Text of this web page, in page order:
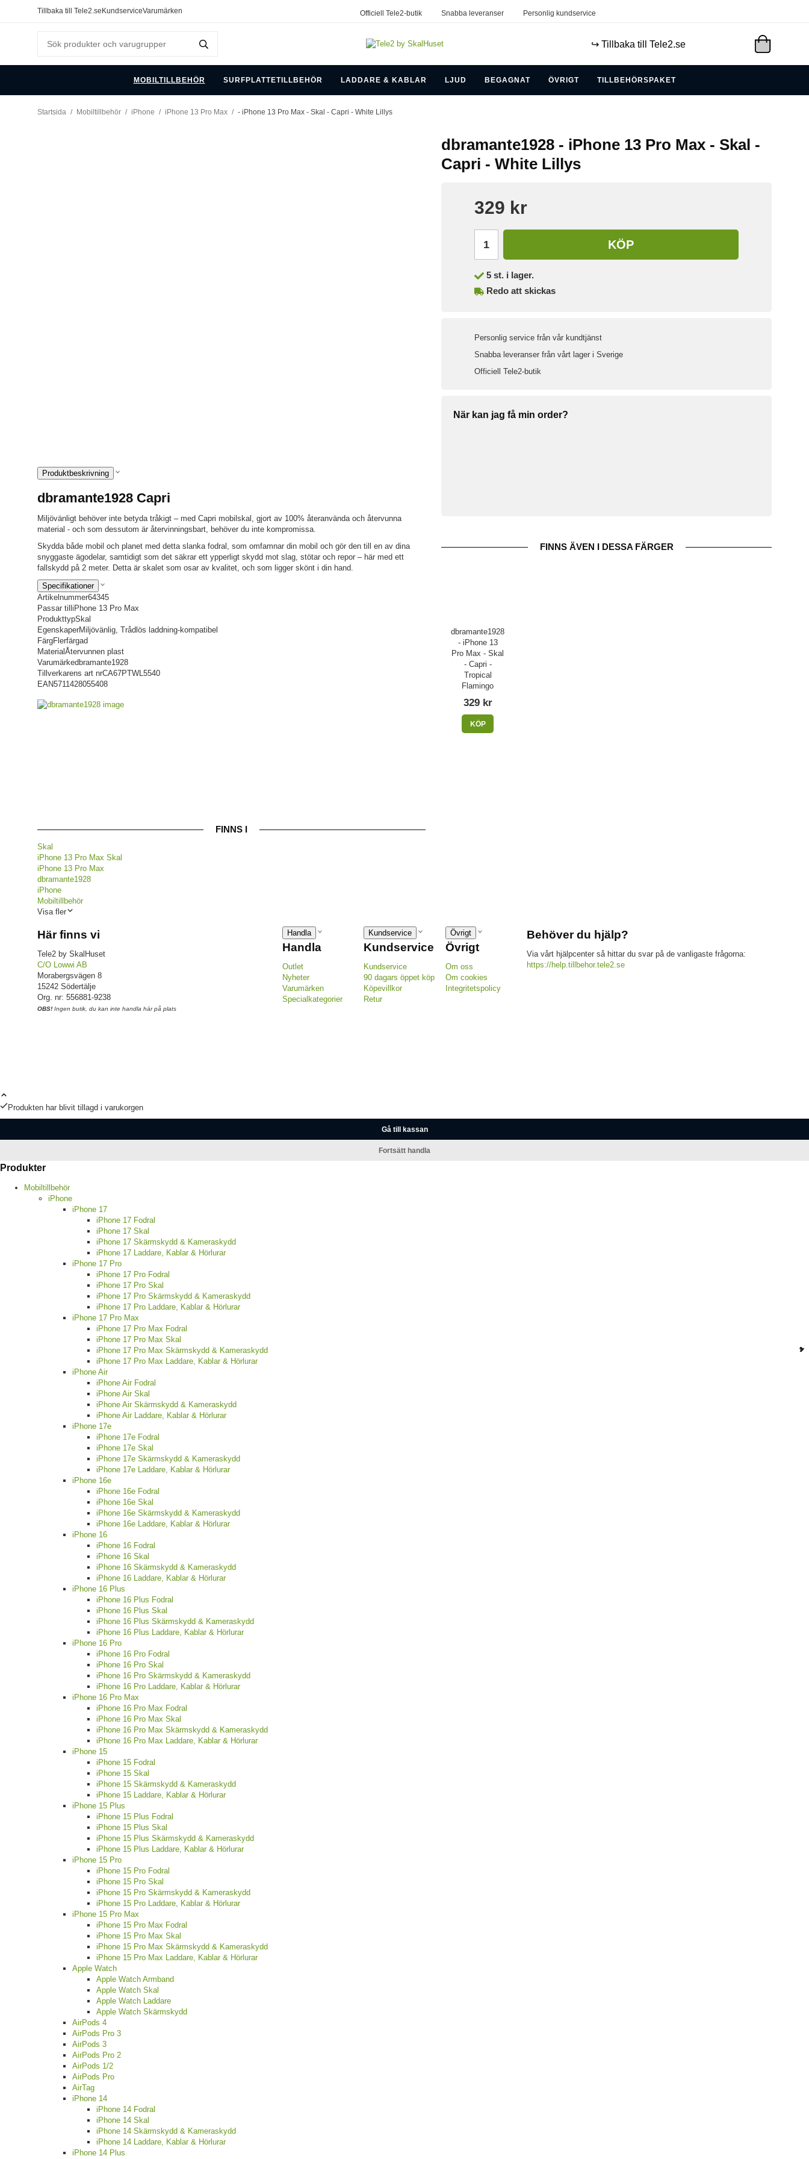
Tillbaka till Tele2.se KundserviceVarumärken Officiell Tele2-butik Snabba leveranser Personlig kundservice
↪️ Tillbaka till Tele2.se
MOBILTILLBEHÖR SURFPLATTETILLBEHÖR LADDARE & KABLAR LJUD BEGAGNAT ÖVRIGT TILLBEHÖRSPAKET
Startsida / Mobiltillbehör / iPhone / iPhone 13 Pro Max / - iPhone 13 Pro Max - Skal - Capri - White Lillys
dbramante1928 - iPhone 13 Pro Max - Skal -
Capri - White Lillys
329 kr
KÖP
5st. i lager.
Redo att skickas
Personlig service från vår kundtjänst
Snabba leveranser från vårt lager i Sverige
Officiell Tele2-butik
När kan jag få min order?
FINNS ÄVEN I DESSA FÄRGER
dbramante1928
- iPhone 13
Pro Max - Skal
- Capri -
Tropical
Flamingo
329 kr
KÖP
Produktbeskrivning
dbramante1928 Capri
Miljövänligt behöver inte betyda tråkigt – med Capri mobilskal, gjort av 100% återanvända och återvunna
material - och som dessutom är återvinningsbart, behöver du inte kompromissa.
Skydda både mobil och planet med detta slanka fodral, som omfamnar din mobil och gör den till en av dina
snyggaste ägodelar, samtidigt som det säkrar ett ypperligt skydd mot slag, stötar och repor – här med ett
fallskydd på 2 meter. Detta är skalet som osar av kvalitet, och som ligger skönt i din hand.
Specifikationer
Artikelnummer64345
Passar till iPhone 13 Pro Max
ProdukttypSkal
EgenskaperMiljövänlig, Trådlös laddning-kompatibel
FärgFlerfärgad
MaterialÅtervunnen plast
Varumärkedbramante1928
Tillverkarens art nrCA67PTWL5540
EAN5711428055408
FINNS I
Skal
iPhone 13 Pro Max Skal
iPhone 13 Pro Max
dbramante1928
iPhone
Mobiltillbehör
Visa fler
Här finns vi
Tele2 by SkalHuset
C/O Lowwi AB
Morabergsvägen 8
15242 Södertälje
Org. nr: 556881-9238
OBS! Ingen butik, du kan inte handla här på plats
Handla
Handla
Outlet
Nyheter
Varumärken
Specialkategorier
Kundservice
Kundservice
Kundservice
90 dagars öppet köp
Köpevillkor
Retur
Övrigt
Övrigt
Om oss
Om cookies
Integritetspolicy
Behöver du hjälp?
Via vårt hjälpcenter så hittar du svar på de vanligaste frågorna:
https://help.tillbehor.tele2.se
Produkten har blivit tillagd i varukorgen
Gå till kassan
Fortsätt handla
Produkter
Mobiltillbehör
iPhone
iPhone 17
iPhone 17 Fodral
iPhone 17 Skal
iPhone 17 Skärmskydd & Kameraskydd
iPhone 17 Laddare, Kablar & Hörlurar
iPhone 17 Pro
iPhone 17 Pro Fodral
iPhone 17 Pro Skal
iPhone 17 Pro Skärmskydd & Kameraskydd
iPhone 17 Pro Laddare, Kablar & Hörlurar
iPhone 17 Pro Max
iPhone 17 Pro Max Fodral
iPhone 17 Pro Max Skal
iPhone 17 Pro Max Skärmskydd & Kameraskydd
iPhone 17 Pro Max Laddare, Kablar & Hörlurar
iPhone Air
iPhone Air Fodral
iPhone Air Skal
iPhone Air Skärmskydd & Kameraskydd
iPhone Air Laddare, Kablar & Hörlurar
iPhone 17e
iPhone 17e Fodral
iPhone 17e Skal
iPhone 17e Skärmskydd & Kameraskydd
iPhone 17e Laddare, Kablar & Hörlurar
iPhone 16e
iPhone 16e Fodral
iPhone 16e Skal
iPhone 16e Skärmskydd & Kameraskydd
iPhone 16e Laddare, Kablar & Hörlurar
iPhone 16
iPhone 16 Fodral
iPhone 16 Skal
iPhone 16 Skärmskydd & Kameraskydd
iPhone 16 Laddare, Kablar & Hörlurar
iPhone 16 Plus
iPhone 16 Plus Fodral
iPhone 16 Plus Skal
iPhone 16 Plus Skärmskydd & Kameraskydd
iPhone 16 Plus Laddare, Kablar & Hörlurar
iPhone 16 Pro
iPhone 16 Pro Fodral
iPhone 16 Pro Skal
iPhone 16 Pro Skärmskydd & Kameraskydd
iPhone 16 Pro Laddare, Kablar & Hörlurar
iPhone 16 Pro Max
iPhone 16 Pro Max Fodral
iPhone 16 Pro Max Skal
iPhone 16 Pro Max Skärmskydd & Kameraskydd
iPhone 16 Pro Max Laddare, Kablar & Hörlurar
iPhone 15
iPhone 15 Fodral
iPhone 15 Skal
iPhone 15 Skärmskydd & Kameraskydd
iPhone 15 Laddare, Kablar & Hörlurar
iPhone 15 Plus
iPhone 15 Plus Fodral
iPhone 15 Plus Skal
iPhone 15 Plus Skärmskydd & Kameraskydd
iPhone 15 Plus Laddare, Kablar & Hörlurar
iPhone 15 Pro
iPhone 15 Pro Fodral
iPhone 15 Pro Skal
iPhone 15 Pro Skärmskydd & Kameraskydd
iPhone 15 Pro Laddare, Kablar & Hörlurar
iPhone 15 Pro Max
iPhone 15 Pro Max Fodral
iPhone 15 Pro Max Skal
iPhone 15 Pro Max Skärmskydd & Kameraskydd
iPhone 15 Pro Max Laddare, Kablar & Hörlurar
Apple Watch
Apple Watch Armband
Apple Watch Skal
Apple Watch Laddare
Apple Watch Skärmskydd
AirPods 4
AirPods Pro 3
AirPods 3
AirPods Pro 2
AirPods 1/2
AirPods Pro
AirTag
iPhone 14
iPhone 14 Fodral
iPhone 14 Skal
iPhone 14 Skärmskydd & Kameraskydd
iPhone 14 Laddare, Kablar & Hörlurar
iPhone 14 Plus